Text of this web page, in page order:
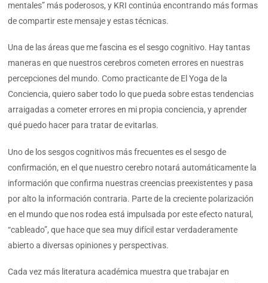
mentales” más poderosos, y KRI continúa encontrando más formas
de compartir este mensaje y estas técnicas.
Una de las áreas que me fascina es el sesgo cognitivo. Hay tantas
maneras en que nuestros cerebros cometen errores en nuestras
percepciones del mundo. Como practicante de El Yoga de la
Conciencia, quiero saber todo lo que pueda sobre estas tendencias
arraigadas a cometer errores en mi propia conciencia, y aprender
qué puedo hacer para tratar de evitarlas.
Uno de los sesgos cognitivos más frecuentes es el sesgo de
confirmación, en el que nuestro cerebro notará automáticamente la
información que confirma nuestras creencias preexistentes y pasa
por alto la información contraria. Parte de la creciente polarización
en el mundo que nos rodea está impulsada por este efecto natural,
“cableado”, que hace que sea muy difícil estar verdaderamente
abierto a diversas opiniones y perspectivas.
Cada vez más literatura académica muestra que trabajar en